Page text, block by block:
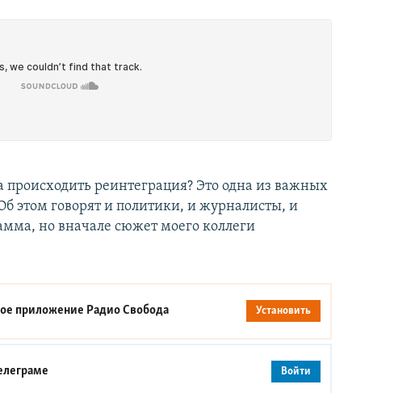
происходить реинтеграция? Это одна из важных
этом говорят и политики, и журналисты, и
но вначале сюжет моего коллеги
приложение Радио Свобода Установить
Войти